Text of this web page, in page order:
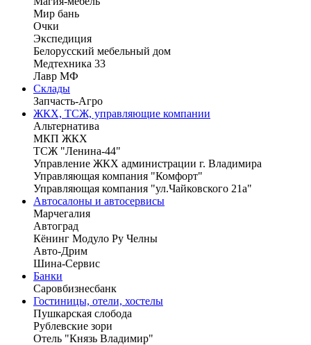
Мир бань
Очки
Экспедиция
Белорусский мебельный дом
Медтехника 33
Лавр МФ
Склады
Запчасть-Агро
ЖКХ, ТСЖ, управляющие компании
Альтернатива
МКП ЖКХ
ТСЖ "Ленина-44"
Управление ЖКХ администрации г. Владимира
Управляющая компания "Комфорт"
Управляющая компания "ул.Чайковского 21а"
Автосалоны и автосервисы
Марчегалия
Автоград
Кёнинг Модуло Ру Челны
Авто-Дрим
Шина-Сервис
Банки
Саровбизнесбанк
Гостиницы, отели, хостелы
Пушкарская слобода
Рублевские зори
Отель "Князь Владимир"